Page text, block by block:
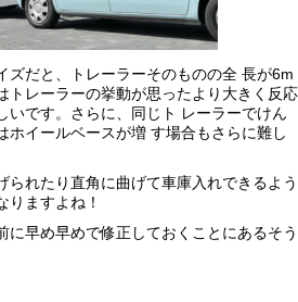
ズだと、トレーラーそのものの全 長が6m
トレーラーの挙動が思ったより大きく反応
いです。さらに、同じト レーラーでけん
ホイールベースが増 す場合もさらに難し
られたり直角に曲げて車庫入れできるよう
りますよね！
に早め早めで修正しておくことにあるそう